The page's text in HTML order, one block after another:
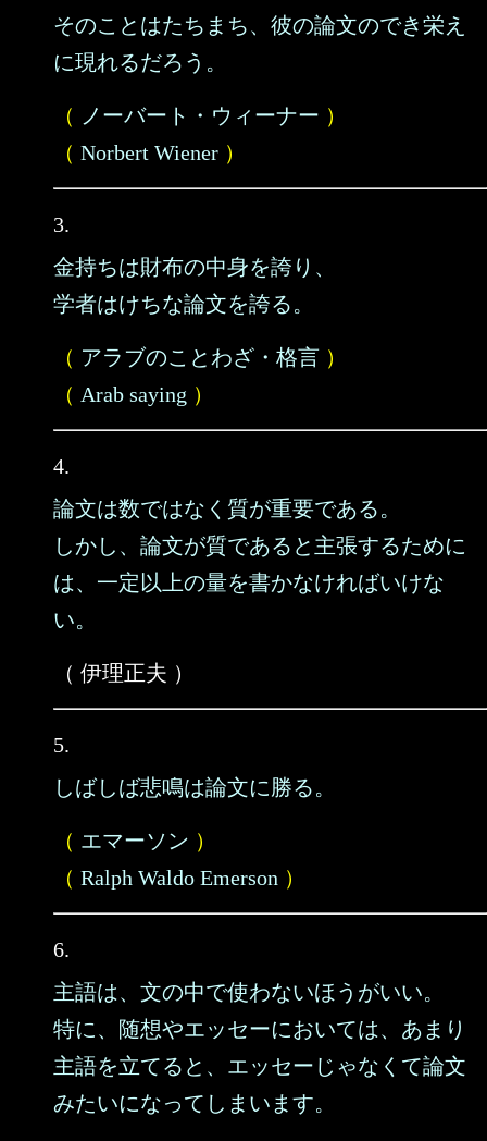
そのことはたちまち、彼の論文のでき栄え
に現れるだろう。
（ ノーバート・ウィーナー ）
（ Norbert Wiener ）
3.
金持ちは財布の中身を誇り、
学者はけちな論文を誇る。
（ アラブのことわざ・格言 ）
（ Arab saying ）
4.
論文は数ではなく質が重要である。
しかし、論文が質であると主張するために
は、一定以上の量を書かなければいけな
い。
（ 伊理正夫 ）
5.
しばしば悲鳴は論文に勝る。
（ エマーソン ）
（ Ralph Waldo Emerson ）
6.
主語は、文の中で使わないほうがいい。
特に、随想やエッセーにおいては、あまり
主語を立てると、エッセーじゃなくて論文
みたいになってしまいます。